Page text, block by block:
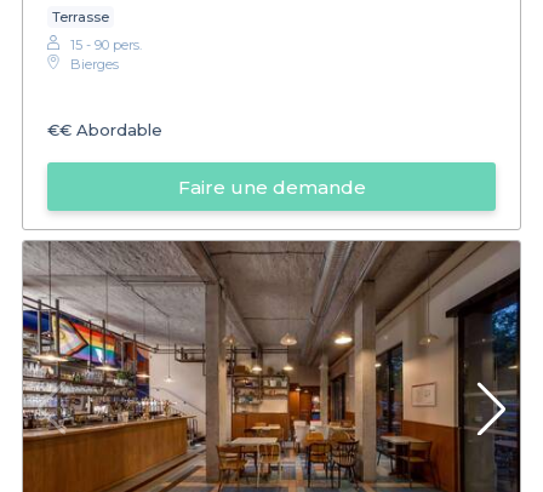
Terrasse
15 - 90 pers.
Bierges
€€ Abordable
Faire une demande